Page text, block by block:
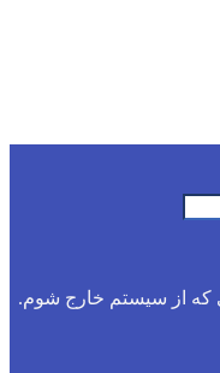
که از سیستم خارج شوم.